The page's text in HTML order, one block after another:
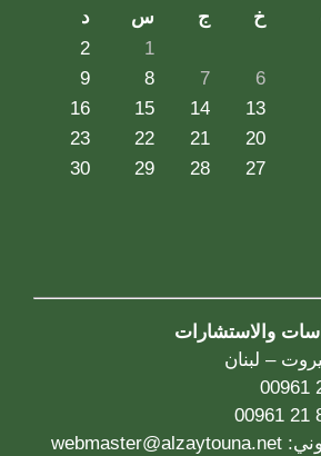
خ ج س
د
1
2
6
7
8
9
13
14
15
16
20
21
22
23
27
28
29
30
والاستشارات
webmaster@alzaytouna.net